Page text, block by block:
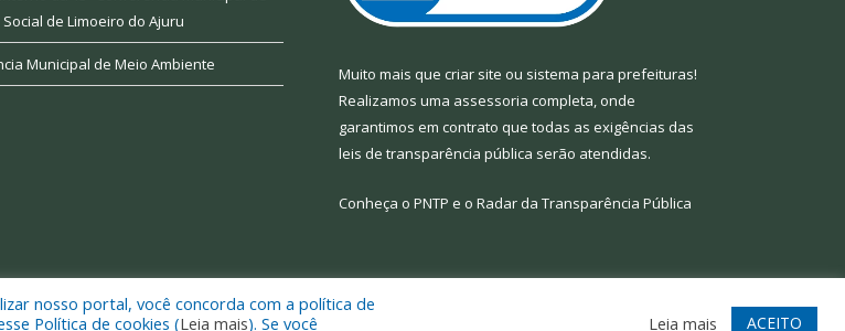
de Limoeiro do Ajuru
Municipal de Meio Ambiente Muito mais que criar site ou sistema para prefeituras!
Realizamos uma assessoria completa, onde
garantimos em contrato que todas as exigências das
leis de transparência pública serão atendidas.
Conheça o PNTP e o Radar da Transparência Pública
Mapa do Site Acessar Webmail
nosso portal, você concorda com a política de
Política de cookies (Leia mais). Se você Leia mais ACEITO